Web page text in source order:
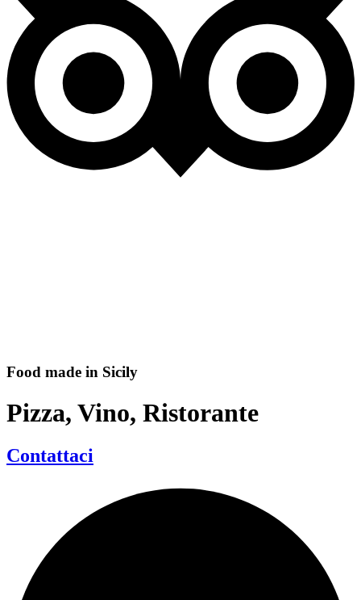
Food made in Sicily
Pizza, Vino, Ristorante
Contattaci